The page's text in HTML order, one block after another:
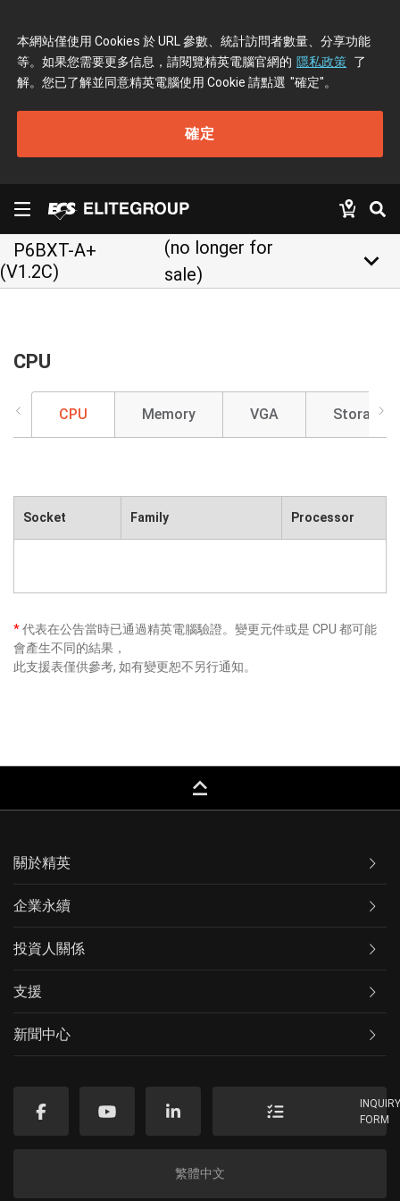
本網站僅使用 Cookies 於 URL 參數、統計訪問者數量、分享功能
等。如果您需要更多信息，請閱覽精英電腦官網的 隱私政策 了
解。您已了解並同意精英電腦使用 Cookie 請點選 "確定"。
確定
P6BXT-A+
(V1.2C)
(no longer for
sale)
keyboard_arrow_down
CPU
CPU Memory VGA Storage
Socket Family Processor
*代表在公告當時已通過精英電腦驗證。變更元件或是 CPU 都可能
會產生不同的結果，
此支援表僅供參考, 如有變更恕不另行通知。
keyboard_capslock
關於精英
企業永續
投資人關係
支援
新聞中心
FORM
繁體中文